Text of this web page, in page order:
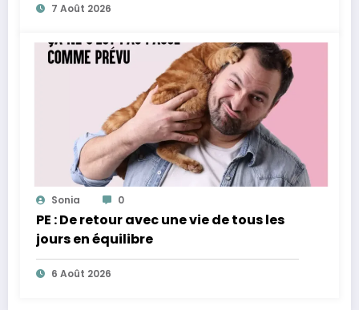
7 Août 2026
Sonia 0
PE : De retour avec une vie de tous les
jours en équilibre
6 Août 2026